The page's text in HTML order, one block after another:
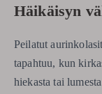
Häikäisyn
Peilatut
tapahtuu, kun
hiekasta tai